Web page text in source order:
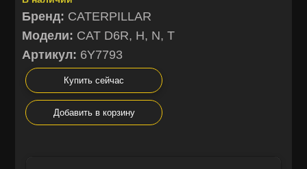
Бренд: CATERPILLAR
Модели: CAT D6R, H, N, T
Артикул: 6Y7793
Купить сейчас
Добавить в корзину